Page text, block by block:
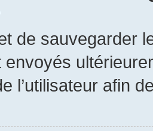
de sauvegarder
envoyés
l’utilisateur afin